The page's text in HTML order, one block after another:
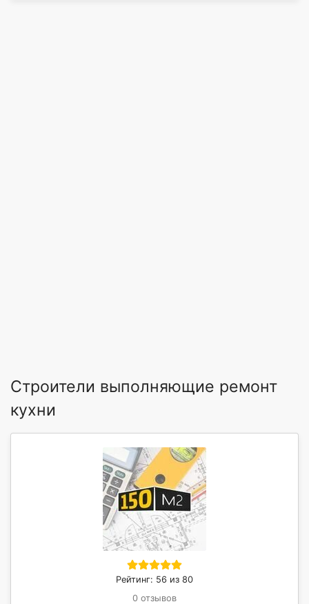
Строители выполняющие ремонт
кухни
Рейтинг: 56 из 80
0 отзывов